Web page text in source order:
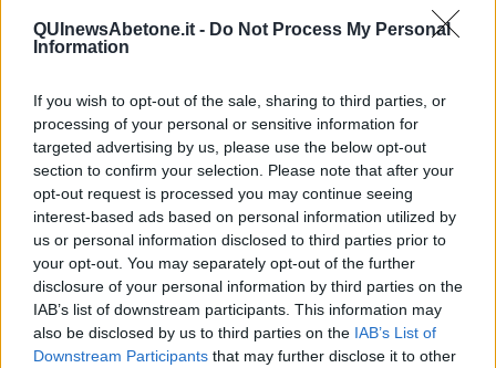
QUInewsAbetone.it - Do Not Process My Personal
Information
If you wish to opt-out of the sale, sharing to third parties, or
processing of your personal or sensitive information for
targeted advertising by us, please use the below opt-out
section to confirm your selection. Please note that after your
opt-out request is processed you may continue seeing
interest-based ads based on personal information utilized by
us or personal information disclosed to third parties prior to
your opt-out. You may separately opt-out of the further
disclosure of your personal information by third parties on the
IAB’s list of downstream participants. This information may
also be disclosed by us to third parties on the IAB’s List of
Downstream Participants that may further disclose it to other
Coraçào
Charlie
Testamento & Commiato
Poeta
​La colpa - Memorie del commissario
Autunno
Gracias a la vida
Somnium
Fly me to the moon
Hop!
O sonho de um prisioneiro
Memòrias
Sto qui
Scrivi
Bestiario